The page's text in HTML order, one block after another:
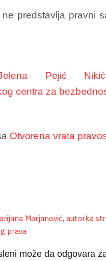
predstavlja pravni
Pejić
centra za
Otvorena vrata
može da odgovara